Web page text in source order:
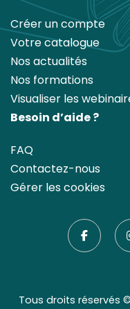
Créer un compte
Votre catalogue
Nos actualités
Nos formations
Visualiser les
Besoin d’aide ?
FAQ
Contactez-nous
Gérer les cookies
Tous droits réservés ©